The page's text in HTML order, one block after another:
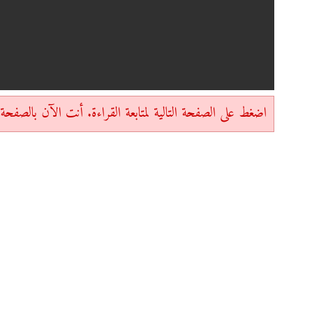
اضغط على الصفحة التالية لمتابعة القراءة. أنت الآن بالصفحة 1 من 2.